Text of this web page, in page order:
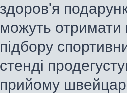
здоров'я
можуть отримати
підбору
стенді
прийому